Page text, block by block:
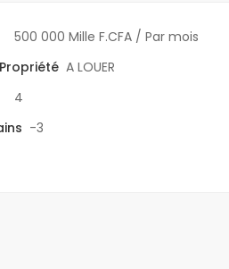
500 000 Mille F.CFA / Par mois
A LOUER
4
-3